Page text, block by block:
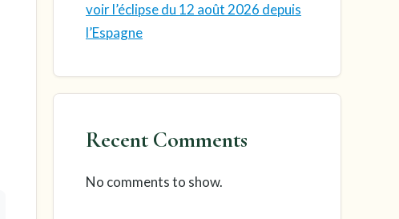
voir l’éclipse du 12 août 2026 depuis
l’Espagne
Recent Comments
No comments to show.